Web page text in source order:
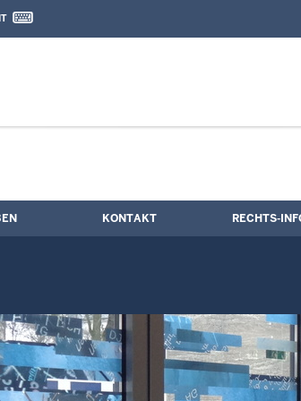
Kontaktformular
KONTAKT RECHTS-